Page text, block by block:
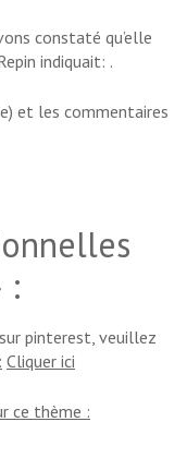
constaté qu’elle
indiquait: .
et les commentaires
:
pinterest, veuillez
Cliquer ici
ce thème :